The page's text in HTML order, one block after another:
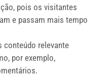
pois os visitantes
e passam mais tempo
conteúdo relevante
por exemplo,